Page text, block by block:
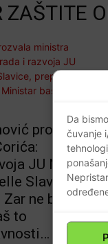
Da
čuvanje
prozvala
JU NP
Slavice,
ne bi
to